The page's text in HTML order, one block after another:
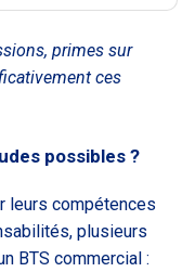
primes sur
ces
possibles ?
leurs compétences
plusieurs
BTS commercial :